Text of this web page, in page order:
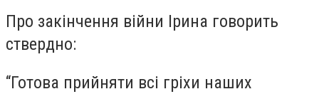
Про закінчення війни Ірина говорить
ствердно:
“Готова прийняти всі гріхи наших